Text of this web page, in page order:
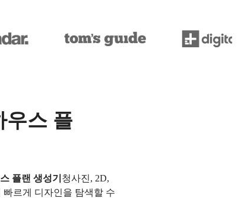
우스 플
플랜 생성기 청사진, 2D,
르게 디자인을 탐색할 수